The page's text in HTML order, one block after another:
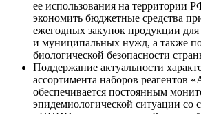
ее использования на территории
экономить бюджетные средства
ежегодных закупок продукции для
и муниципальных нужд, а также
биологической безопасности
Поддержание актуальности
ассортимента наборов реагентов
обеспечивается постоянным
эпидемиологической ситуации со